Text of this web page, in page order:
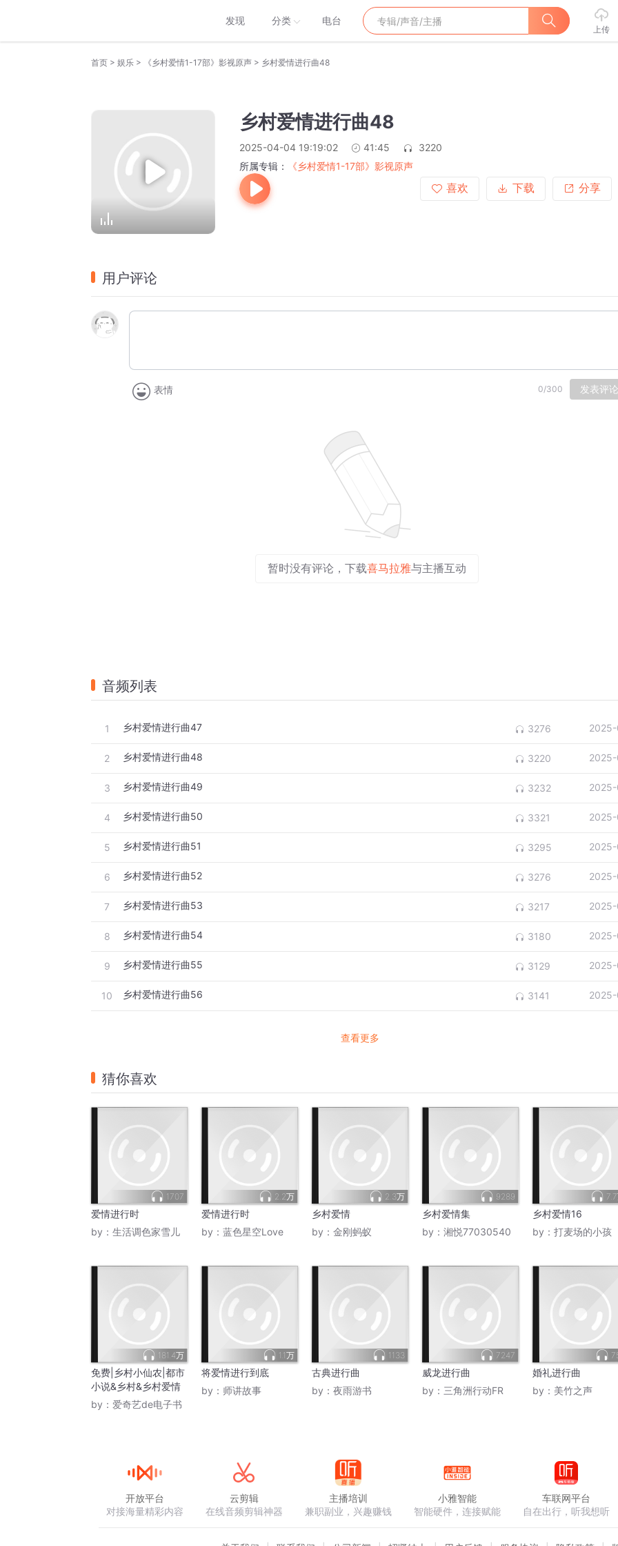
发现 分类 电台
上传
首页 > 娱乐 > 《乡村爱情1-17部》影视原声 > 乡村爱情进行曲48
乡村爱情进行曲48
2025-04-04 19:19:02 41:45
3220
所属专辑：
《乡村爱情1-17部》影视原声
喜欢
下载 分享
用户评论
表情 0/300 发表评论
暂时没有评论，下载喜马拉雅与主播互动
音频列表
1 乡村爱情进行曲47 3276
2 乡村爱情进行曲48 3220
3 乡村爱情进行曲49 3232
4 乡村爱情进行曲50 3321
5 乡村爱情进行曲51 3295
6 乡村爱情进行曲52 3276
7 乡村爱情进行曲53 3217
8 乡村爱情进行曲54 3180
9 乡村爱情进行曲55 3129
10 乡村爱情进行曲56 3141
查看更多
猜你喜欢
1707
爱情进行时
by： 生活调色家雪儿
2.2万
爱情进行时
by： 蓝色星空Love
2.3万
乡村爱情
by： 金刚蚂蚁
9289
乡村爱情集
by： 湘悦77030540
乡村爱情16
by： 打麦场的小孩
181.4万
免费|乡村小仙农|都市
小说&乡村&乡村爱情
by： 爱奇艺de电子书
1.1万
将爱情进行到底
by： 师讲故事
1133
古典进行曲
by： 夜雨游书
7247
威龙进行曲
by： 三角洲行动FR
婚礼进行曲
by： 美竹之声
开放平台
对接海量精彩内容
云剪辑
在线音频剪辑神器
主播培训
兼职副业，兴趣赚钱
小雅智能
智能硬件，连接赋能
车联网平台
自在出行，听我想听